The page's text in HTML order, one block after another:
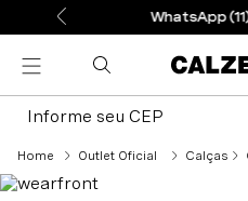
WhatsApp
Informe seu CEP
Outlet Oficial Calças